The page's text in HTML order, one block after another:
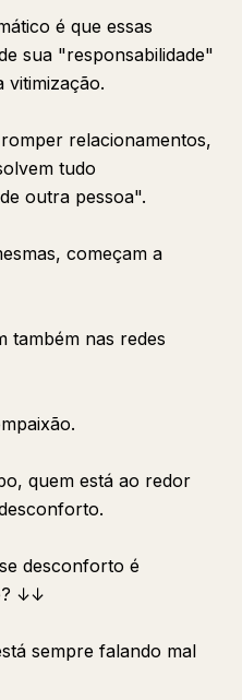
é que essas
sua "responsabilidade"
vitimização.
relacionamentos,
tudo
outra pessoa".
começam a
também nas redes
quem está ao redor
desconforto é
↓↓
sempre falando mal